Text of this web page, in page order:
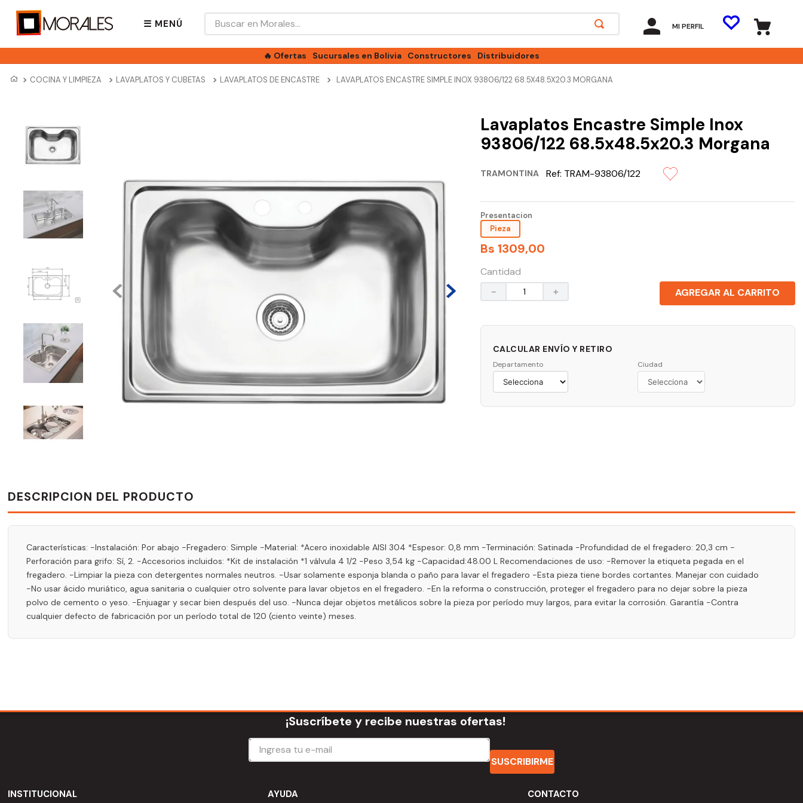
☰ MENÚ
Buscar en Morales...
MI PERFIL
🔥 Ofertas Sucursales en Bolivia Constructores Distribuidores
COCINA Y LIMPIEZA LAVAPLATOS Y CUBETAS LAVAPLATOS DE ENCASTRE LAVAPLATOS ENCASTRE SIMPLE INOX 93806/122 68.5X48.5X20.3 MORGANA
Lavaplatos Encastre Simple Inox
93806/122 68.5x48.5x20.3 Morgana
TRAMONTINA Ref: TRAM-93806/122
Presentacion
Pieza
Bs 1309,00
Cantidad
＋
－ AGREGAR AL CARRITO
CALCULAR ENVÍO Y RETIRO
Departamento Ciudad
DESCRIPCION DEL PRODUCTO
Características: -Instalación: Por abajo -Fregadero: Simple -Material: *Acero inoxidable AISI 304 *Espesor: 0,8 mm -Terminación: Satinada -Profundidad de el fregadero: 20,3 cm -
Perforación para grifo: Sí, 2. -Accesorios incluidos: *Kit de instalación *1 válvula 4 1/2 -Peso 3,54 kg -Capacidad:48.00 L Recomendaciones de uso: -Remover la etiqueta pegada en el
fregadero. -Limpiar la pieza con detergentes normales neutros. -Usar solamente esponja blanda o paño para lavar el fregadero -Esta pieza tiene bordes cortantes. Manejar con cuidado
-No usar ácido muriático, agua sanitaria o cualquier otro solvente para lavar objetos en el fregadero. -En la reforma o construcción, proteger el fregadero para no dejar sobre la pieza
polvo de cemento o yeso. -Enjuagar y secar bien después del uso. -Nunca dejar objetos metálicos sobre la pieza por período muy largos, para evitar la corrosión. Garantía -Contra
cualquier defecto de fabricación por un período total de 120 (ciento veinte) meses.
¡Suscríbete y recibe nuestras ofertas!
SUSCRIBIRME
INSTITUCIONAL AYUDA CONTACTO